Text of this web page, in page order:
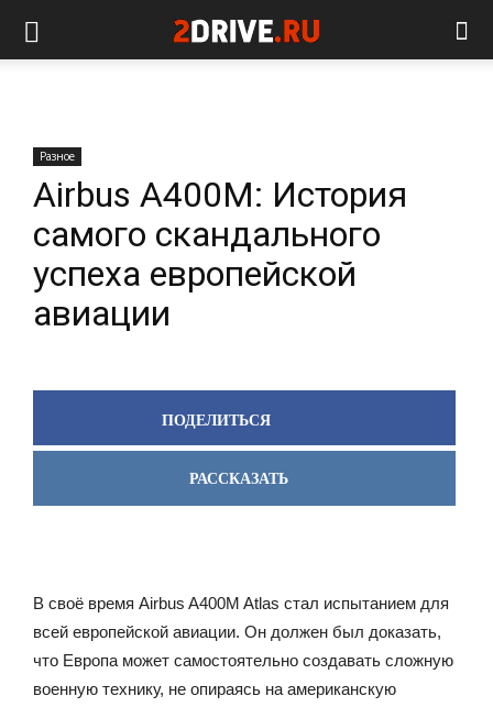
Разное
Airbus A400M: История
самого скандального
успеха европейской
авиации
ПОДЕЛИТЬСЯ
РАССКАЗАТЬ
В своё время Airbus A400M Atlas стал испытанием для
всей европейской авиации. Он должен был доказать,
что Европа может самостоятельно создавать сложную
военную технику, не опираясь на американскую